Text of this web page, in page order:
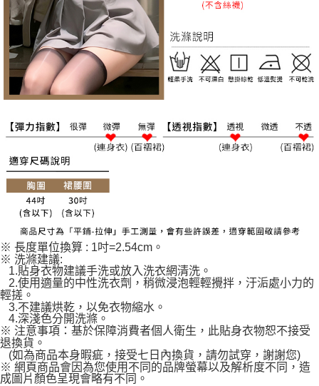
※ 長度單位換算 : 1吋=2.54cm。
※ 洗滌建議:
1.貼身衣物建議手洗或放入洗衣網清洗。
2.使用適量的中性洗衣劑，稍微浸泡輕輕攪拌，汙洉處小力的
輕搓。
3.不建議烘乾，以免衣物縮水。
4.深淺色分開洗滌。
※ 注意事項：基於保障消費者個人衛生，此貼身衣物恕不接受
退換貨。
(如為商品本身暇疵，接受七日內換貨，請勿試穿，謝謝您)
※ 網頁商品會因為您使用不同的品牌螢幕以及解析度不同，造
成圖片顏色呈現會略有不同。